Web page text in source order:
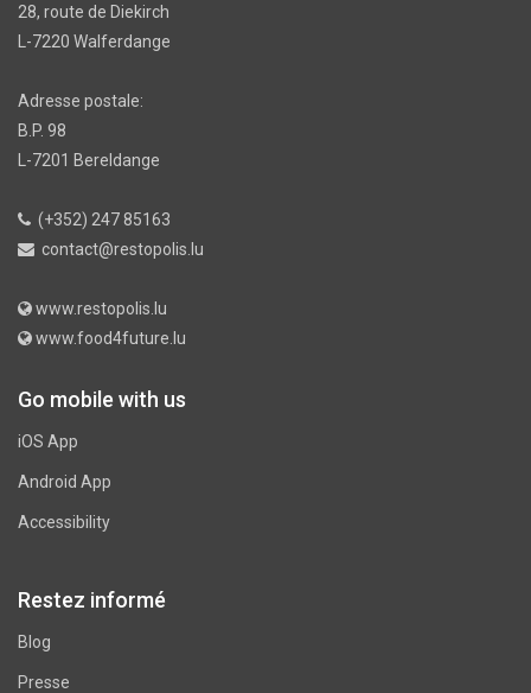
28, route de Diekirch
L-7220 Walferdange
Adresse postale:
B.P. 98
L-7201 Bereldange
(+352) 247 85163
contact@restopolis.lu
www.restopolis.lu
www.food4future.lu
Go mobile with us
iOS App
Android App
Accessibility
Restez informé
Blog
Presse